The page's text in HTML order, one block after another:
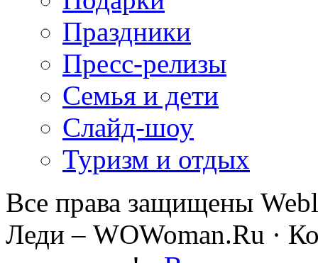
Праздники
Пресс-релизы
Семья и дети
Слайд-шоу
Туризм и отдых
Все права защищены
Леди – WOWoman.Ru ·